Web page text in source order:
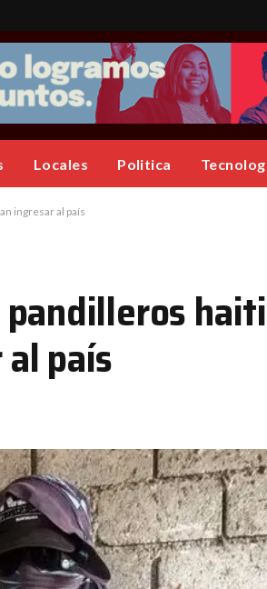
Locales Politica
ingresar al país
país